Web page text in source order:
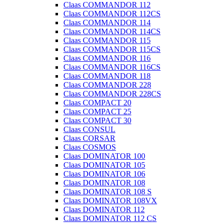
Claas COMMANDOR 112
Claas COMMANDOR 112CS
Claas COMMANDOR 114
Claas COMMANDOR 114CS
Claas COMMANDOR 115
Claas COMMANDOR 115CS
Claas COMMANDOR 116
Claas COMMANDOR 116CS
Claas COMMANDOR 118
Claas COMMANDOR 228
Claas COMMANDOR 228CS
Claas COMPACT 20
Claas COMPACT 25
Claas COMPACT 30
Claas CONSUL
Claas CORSAR
Claas COSMOS
Claas DOMINATOR 100
Claas DOMINATOR 105
Claas DOMINATOR 106
Claas DOMINATOR 108
Claas DOMINATOR 108 S
Claas DOMINATOR 108VX
Claas DOMINATOR 112
Claas DOMINATOR 112 CS